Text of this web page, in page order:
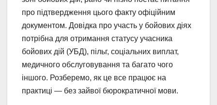
про підтвердження цього факту офіційним
документом. Довідка про участь у бойових діях
потрібна для отримання статусу учасника
бойових дій (УБД), пільг, соціальних виплат,
медичного обслуговування та багато чого
іншого. Розберемо, як це все працює на
практиці — без зайвої бюрократичної мови.